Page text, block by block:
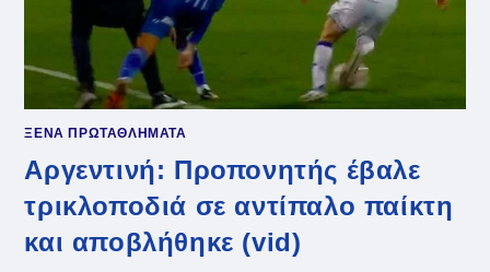
ΞΕΝΑ ΠΡΩΤΑΘΛΗΜΑΤΑ
Αργεντινή: Προπονητής έβαλε
τρικλοποδιά σε αντίπαλο παίκτη
και αποβλήθηκε (vid)